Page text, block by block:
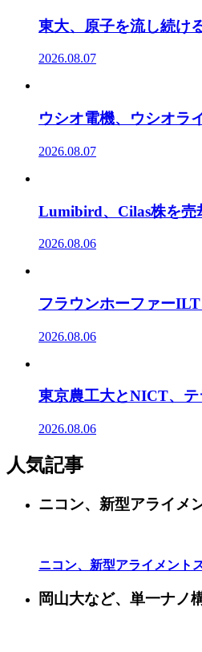
東大、原子を流し続け
2026.08.07
ウシオ電機、ウシオラ
2026.08.07
Lumibird、Cilas株を売
2026.08.06
フラウンホーファー
2026.08.06
東京農工大とNICT、
2026.08.06
人気記事
ニコン、新型アライメ
ニコン、新型アライメン
岡山大など、単一ナノ